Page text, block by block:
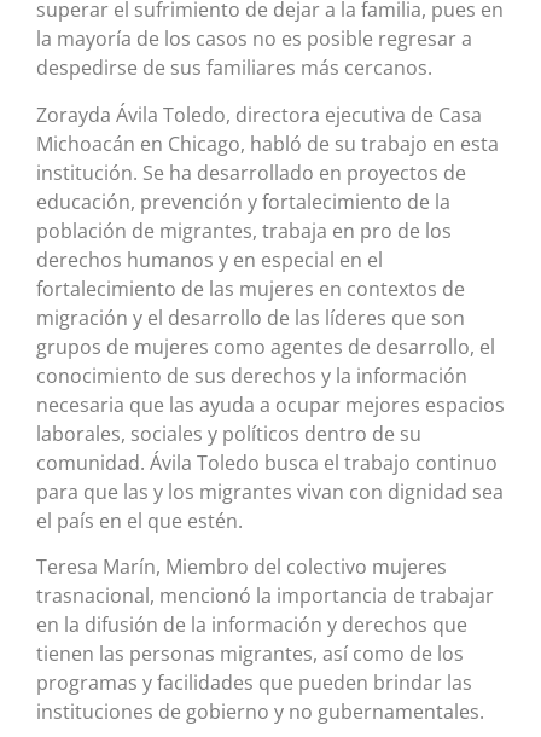
superar el sufrimiento de dejar a la familia, pues en
la mayoría de los casos no es posible regresar a
despedirse de sus familiares más cercanos.
Zorayda Ávila Toledo, directora ejecutiva de Casa
Michoacán en Chicago, habló de su trabajo en esta
institución. Se ha desarrollado en proyectos de
educación, prevención y fortalecimiento de la
población de migrantes, trabaja en pro de los
derechos humanos y en especial en el
fortalecimiento de las mujeres en contextos de
migración y el desarrollo de las líderes que son
grupos de mujeres como agentes de desarrollo, el
conocimiento de sus derechos y la información
necesaria que las ayuda a ocupar mejores espacios
laborales, sociales y políticos dentro de su
comunidad. Ávila Toledo busca el trabajo continuo
para que las y los migrantes vivan con dignidad sea
el país en el que estén.
Teresa Marín, Miembro del colectivo mujeres
trasnacional, mencionó la importancia de trabajar
en la difusión de la información y derechos que
tienen las personas migrantes, así como de los
programas y facilidades que pueden brindar las
instituciones de gobierno y no gubernamentales.